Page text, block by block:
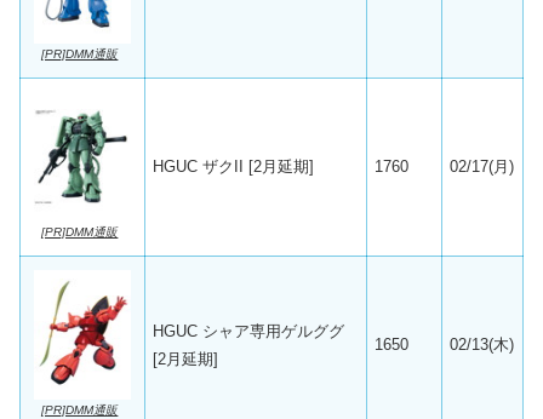
[PR]DMM通販
[PR]DMM通販
HGUC ザクII [2月延期] 1760 02/17(月)
[PR]DMM通販
HGUC シャア専用ゲルググ
[2月延期]
1650 02/13(木)